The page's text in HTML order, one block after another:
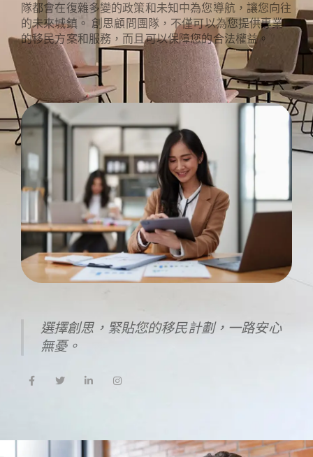
隊都會在復雜多變的政策和未知中為您導航，讓您向往
的未來城鎮。 創思顧問團隊，不僅可以為您提供專業
的移民方案和服務，而且可以保障您的合法權益。
選擇創思，緊貼您的移民計劃，一路安心
無憂。